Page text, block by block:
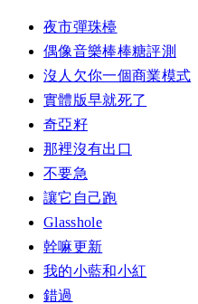
夜市彈珠檯
偶像音樂棒棒糖評測
沒人欠你一個商業模式
實體版早就死了
奇亞籽
那裡沒有出口
不要急
讓它自己跑
Glasshole
幹嘛更新
我的小藍和小紅
錯過